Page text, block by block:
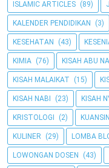
ISLAMIC ARTICLES (89)
KALENDER PENDIDIKAN (3)
KESEHATAN (43)
KIMIA (76) KISAH ABU
KISAH MALAIKAT (15)
KISAH NABI (23) KISAH
KRISTOLOGI (2)
KULINER (29) LOMBA
LOWONGAN DOSEN (43)